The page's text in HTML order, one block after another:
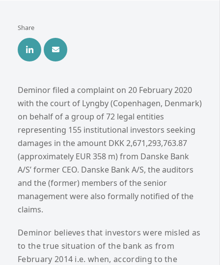
Share
Deminor filed a complaint on 20 February 2020
with the court of Lyngby (Copenhagen, Denmark)
on behalf of a group of 72 legal entities
representing 155 institutional investors seeking
damages in the amount DKK 2,671,293,763.87
(approximately EUR 358 m) from Danske Bank
A/S’ former CEO. Danske Bank A/S, the auditors
and the (former) members of the senior
management were also formally notified of the
claims.
Deminor believes that investors were misled as
to the true situation of the bank as from
February 2014 i.e. when, according to the